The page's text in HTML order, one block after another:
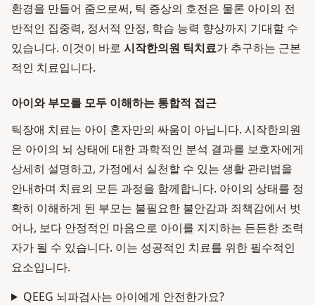
환경을 만들어 줌으로써, 틱 증상의 호전은 물론 아이의 전
반적인 집중력, 정서적 안정, 학습 능력 향상까지 기대할 수
있습니다. 이것이 바로 시작한의원 틱치료가 추구하는 근본
적인 치료입니다.
아이와 부모를 모두 이해하는 통합적 접근
틱장애 치료는 아이 혼자만의 싸움이 아닙니다. 시작한의원
은 아이의 뇌 상태에 대한 과학적인 분석 결과를 보호자에게
상세히 설명하고, 가정에서 실천할 수 있는 생활 관리법을
안내하며 치료의 모든 과정을 함께합니다. 아이의 상태를 정
확히 이해하게 된 부모는 불필요한 불안감과 죄책감에서 벗
어나, 보다 안정적인 마음으로 아이를 지지하는 든든한 조력
자가 될 수 있습니다. 이는 성공적인 치료를 위한 필수적인
요소입니다.
QEEG 뇌파검사는 아이에게 안전한가요?